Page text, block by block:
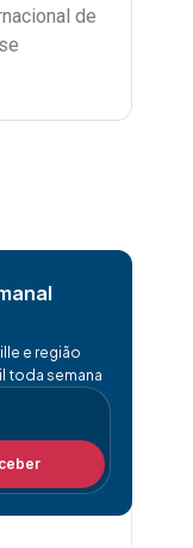
de
e região
toda semana